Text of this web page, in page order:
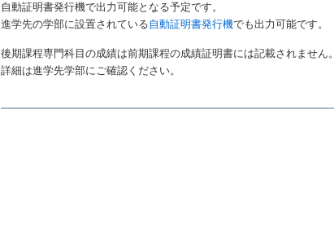
自動証明書発行機で出力可能となる予定です。
進学先の学部に設置されている自動証明書発行機でも出力可能です。
後期課程専門科目の成績は前期課程の成績証明書には記載されません。
詳細は進学先学部にご確認ください。